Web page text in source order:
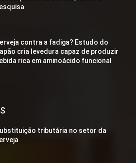
contra a fadiga? Estudo do
cria levedura capaz de produzir
rica em aminoácido funcional
tributária no setor da